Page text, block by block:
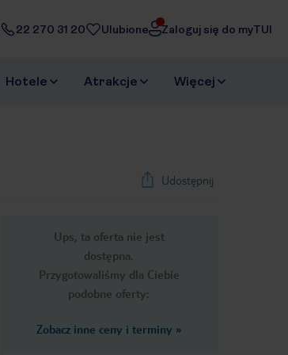
22 270 31 20 Ulubione Zaloguj się do myTUI
Hotele Atrakcje Więcej
Udostępnij
Ups, ta oferta nie jest
dostępna.
Przygotowaliśmy dla Ciebie
podobne oferty:
Zobacz inne ceny i terminy »